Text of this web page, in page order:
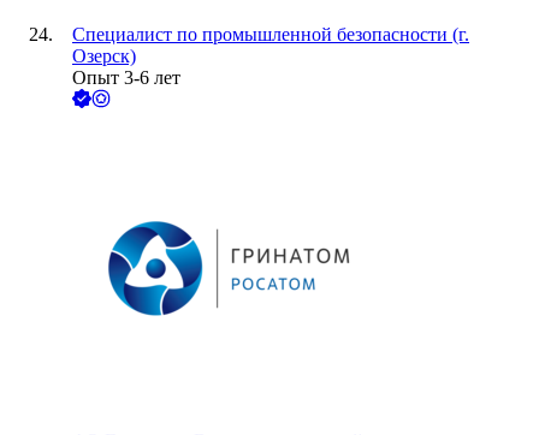
Специалист по промышленной безопасности (г.
Озерск)
Опыт 3-6 лет